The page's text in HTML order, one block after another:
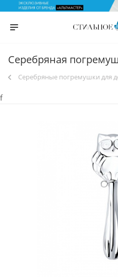
Серебряная
Серебряные погремушки для
f